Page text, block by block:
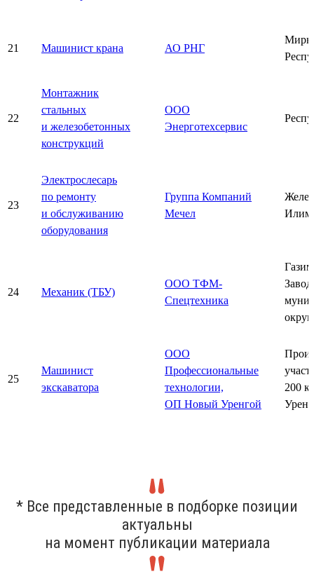
21 Машинист крана АО РНГ
22
Монтажник
стальных
и железобетонных
конструкций
ООО
Энерготехсервис
23
Электрослесарь
по ремонту
и обслуживанию
оборудования
Группа Компаний
Мечел
24 Механик (ТБУ)
ООО ТФМ-
Спецтехника
округ
25
Машинист
экскаватора
ООО
Профессиональные
технологии,
ОП Новый Уренгой
200
* Все представленные в подборке позиции
актуальны
на момент публикации материала